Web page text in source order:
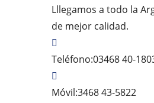
Lllegamos a todo la
de mejor calidad.
Teléfono:03468 40-
Móvil:3468 43-5822